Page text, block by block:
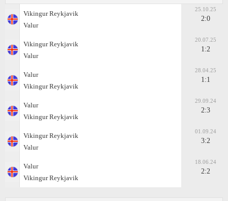
Vikingur Reykjavik
Valur
25.10.25
2:0
Vikingur Reykjavik
Valur
20.07.25
1:2
Valur
Vikingur Reykjavik
28.04.25
1:1
Valur
Vikingur Reykjavik
29.09.24
2:3
Vikingur Reykjavik
Valur
01.09.24
3:2
Valur
Vikingur Reykjavik
18.06.24
2:2